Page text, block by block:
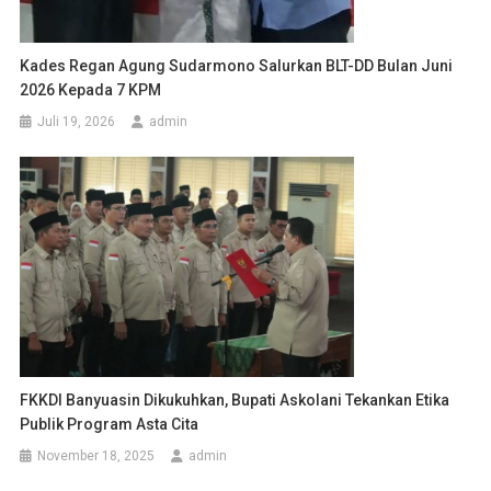
Kades Regan Agung Sudarmono Salurkan BLT-DD Bulan Juni
2026 Kepada 7 KPM
Juli 19, 2026 admin
FKKDI Banyuasin Dikukuhkan, Bupati Askolani Tekankan Etika
Publik Program Asta Cita
November 18, 2025 admin